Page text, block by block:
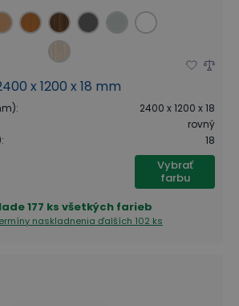
x 1200 x 18 mm
:
2400 x 1200 x 18
rovný
: 18
Vybrať
farbu
177 ks všetkých farieb
naskladnenia ďalších 102 ks